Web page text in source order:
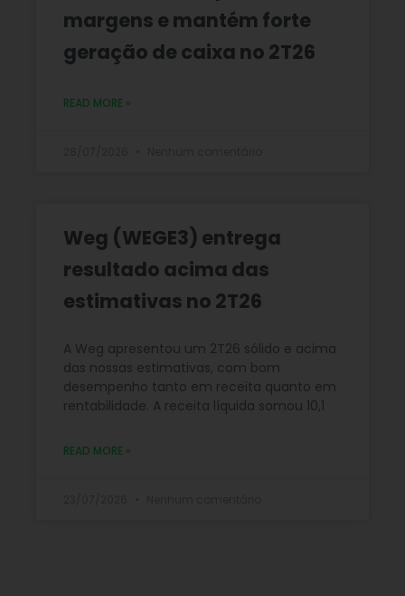
margens e mantém forte
geração de caixa no 2T26
READ MORE »
Weg (WEGE3) entrega
resultado acima das
estimativas no 2T26
A Weg apresentou um 2T26 sólido e acima
das nossas estimativas, com bom
desempenho tanto em receita quanto em
rentabilidade. A receita líquida somou 10,1
READ MORE »